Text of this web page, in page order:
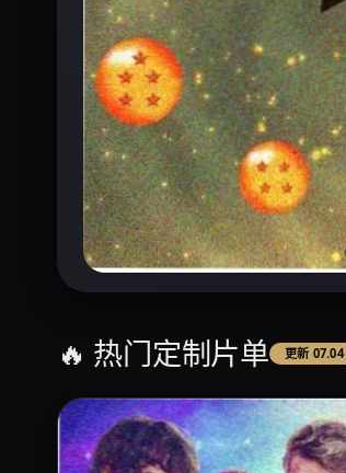
🔥 热门定制片单 更新 07.04